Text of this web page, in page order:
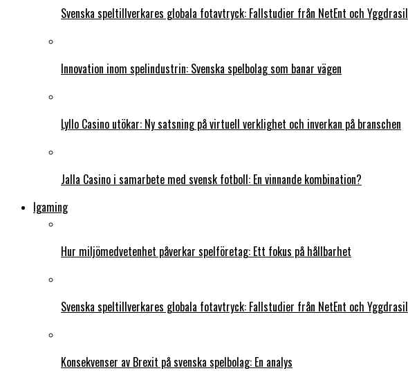
Svenska speltillverkares globala fotavtryck: Fallstudier från NetEnt och Yggdrasil
Innovation inom spelindustrin: Svenska spelbolag som banar vägen
Lyllo Casino utökar: Ny satsning på virtuell verklighet och inverkan på branschen
Jalla Casino i samarbete med svensk fotboll: En vinnande kombination?
Igaming
Hur miljömedvetenhet påverkar spelföretag: Ett fokus på hållbarhet
Svenska speltillverkares globala fotavtryck: Fallstudier från NetEnt och Yggdrasil
Konsekvenser av Brexit på svenska spelbolag: En analys